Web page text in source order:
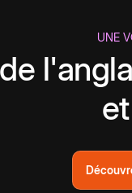
UNE